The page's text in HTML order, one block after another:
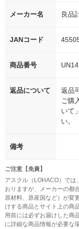
メーカー名 良品
JANコード
商品番号
返品について
返品
ご購
いて
い。
備考
ご注意【免責】
アスクル（LOHACO）では
おりますが、メーカーの都
原材料、原産国など）が変
けする商品とサイト上の商
用前には必ずお届けした商
に詳細な商品情報が必要な